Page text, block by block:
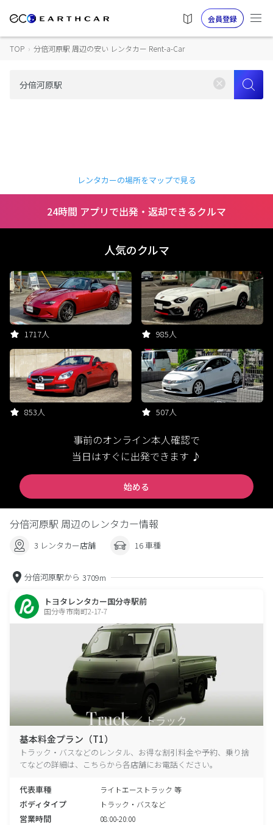
会員登録
TOP › 分倍河原駅 周辺の安い レンタカー Rent-a-Car
レンタカーの場所をマップで見る
24時間 アプリで出発・返却できるクルマ
人気のクルマ
1717人 985人
853人 507人
事前のオンライン本人確認で
当日はすぐに出発できます ♪
始める
分倍河原駅 周辺のレンタカー情報
3 レンタカー店舗 16 車種
分倍河原駅から 3709m
トヨタレンタカー国分寺駅前
国分寺市南町2-17-7
基本料金プラン（T1）
トラック・バスなどのレンタル、お得な割引料金や予約、乗り捨
てなどの詳細は、こちらから各店舗にお電話ください。
代表車種 ライトエーストラック 等
ボディタイプ トラック・バスなど
営業時間 08:00-20:00